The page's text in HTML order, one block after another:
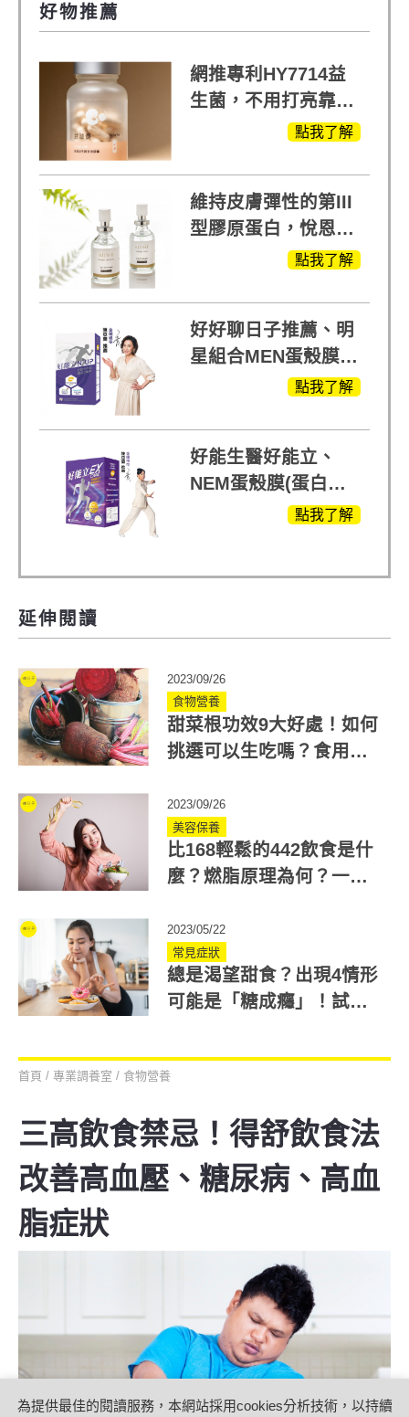
好物推薦
網推專利HY7714益
生菌，不用打亮靠養
點我了解
維持皮膚彈性的第III
型膠原蛋白，悅恩詩
給予寶寶般的肌膚感
點我了解
好好聊日子推薦、明
星組合MEN蛋殼膜
(蛋白聚醣)+UCII，超
點我了解
好能生醫好能立、
NEM蛋殼膜(蛋白聚
醣)關鍵配方，厲害其
點我了解
延伸閱讀
2023/09/26
食物營養
甜菜根功效9大好處！如何
挑選可以生吃嗎？食用禁
2023/09/26
美容保養
比168輕鬆的442飲食是什
麼？燃脂原理為何？一文
2023/05/22
常見症狀
總是渴望甜食？出現4情形
可能是「糖成癮」！試試5
首頁 / 專業調養室 / 食物營養
三高飲食禁忌！得舒飲食法
改善高血壓、糖尿病、高血
脂症狀
為提供最佳的閱讀服務，本網站採用cookies分析技術，以持續